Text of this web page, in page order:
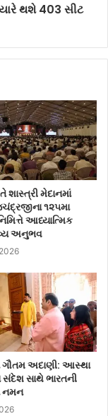
થશે 403 સીટ
શાસ્ત્રી મેદાનમાં
૧૨૫મા
આધ્યાત્મિક
અનુભવ
ગૌતમ અદાણી: આસ્થા
સાથે ભારતની
નમન